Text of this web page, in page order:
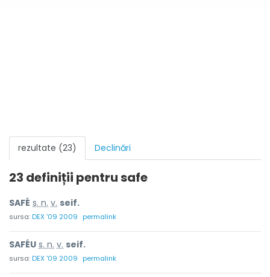
rezultate (23) Declinări
23 definiții pentrusafe
SAFÉ s. n. v. seif.
sursa:DEX '09 2009 permalink
SAFÉU s. n. v. seif.
sursa:DEX '09 2009 permalink